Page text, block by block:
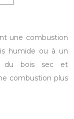
une combustion
humide ou à un
du bois sec et
combustion plus